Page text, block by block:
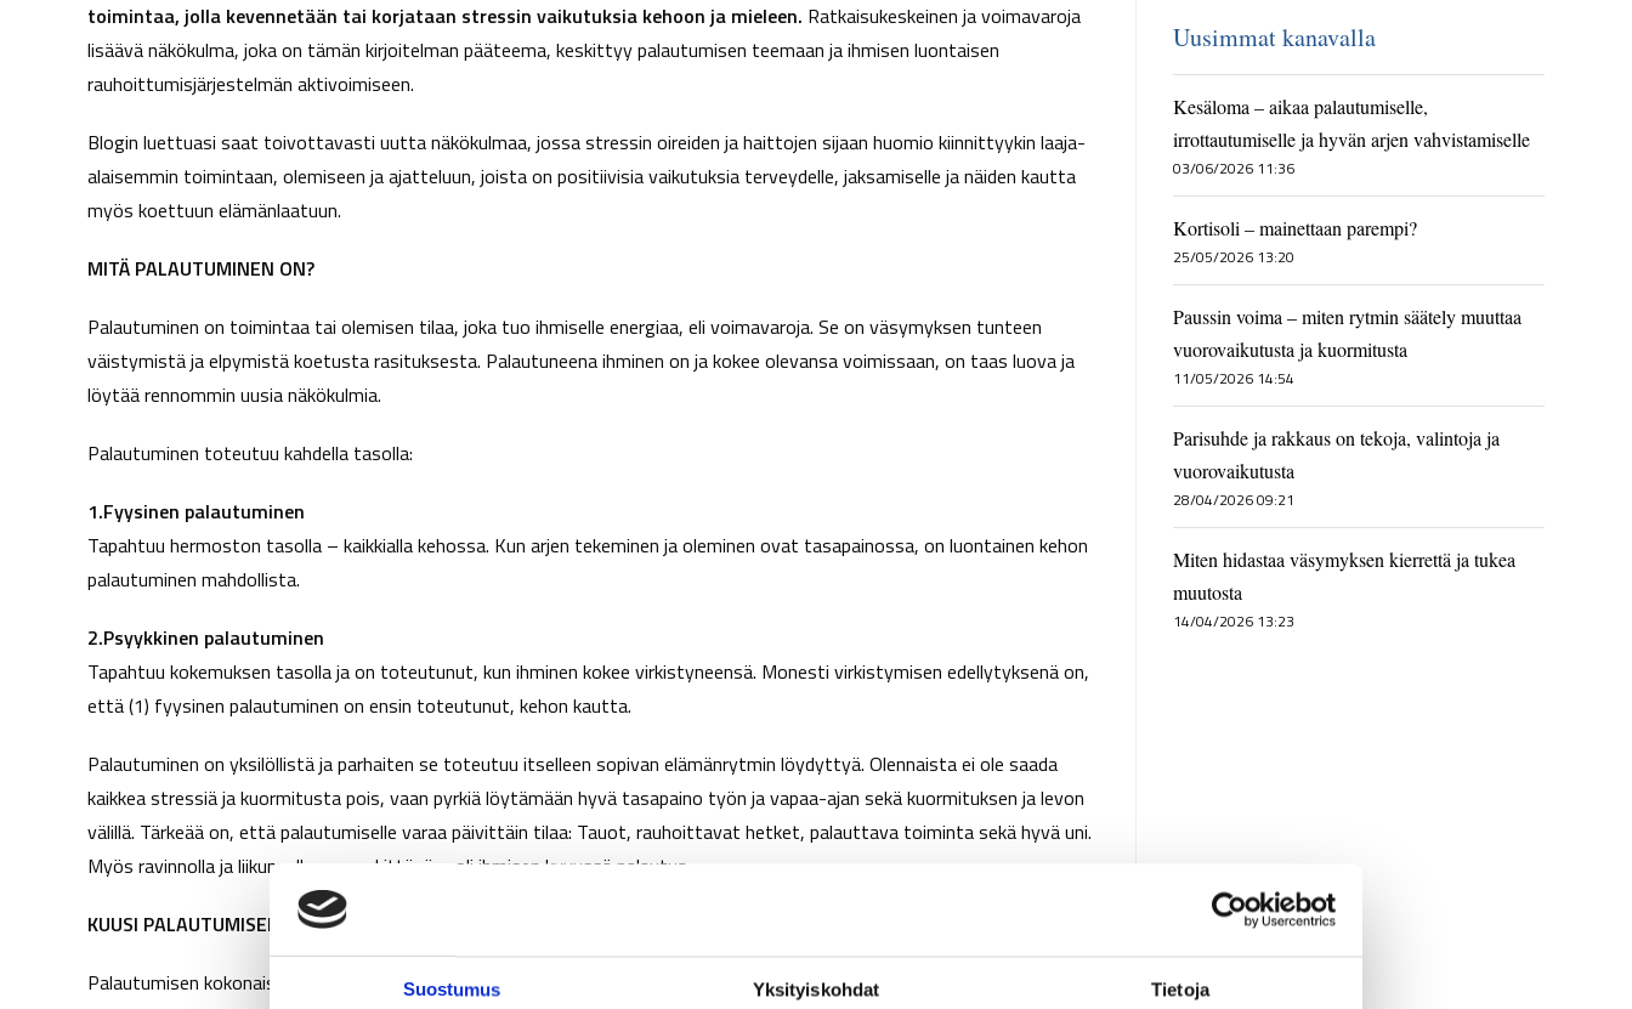
Suostumus Yksityiskohdat Tietoja
toimintaa, jolla kevennetään tai korjataan stressin vaikutuksia kehoon ja mieleen. Ratkaisukeskeinen ja voimavaroja
lisäävä näkökulma, joka on tämän kirjoitelman pääteema, keskittyy palautumisen teemaan ja ihmisen luontaisen
rauhoittumisjärjestelmän aktivoimiseen.
Blogin luettuasi saat toivottavasti uutta näkökulmaa, jossa stressin oireiden ja haittojen sijaan huomio kiinnittyykin laaja-
alaisemmin toimintaan, olemiseen ja ajatteluun, joista on positiivisia vaikutuksia terveydelle, jaksamiselle ja näiden kautta
myös koettuun elämänlaatuun.
MITÄ PALAUTUMINEN ON?
Palautuminen on toimintaa tai olemisen tilaa, joka tuo ihmiselle energiaa, eli voimavaroja. Se on väsymyksen tunteen
väistymistä ja elpymistä koetusta rasituksesta. Palautuneena ihminen on ja kokee olevansa voimissaan, on taas luova ja
löytää rennommin uusia näkökulmia.
Palautuminen toteutuu kahdella tasolla:
1.Fyysinen palautuminen
Tapahtuu hermoston tasolla – kaikkialla kehossa. Kun arjen tekeminen ja oleminen ovat tasapainossa, on luontainen kehon
palautuminen mahdollista.
2.Psyykkinen palautuminen
Tapahtuu kokemuksen tasolla ja on toteutunut, kun ihminen kokee virkistyneensä. Monesti virkistymisen edellytyksenä on,
että (1) fyysinen palautuminen on ensin toteutunut, kehon kautta.
Palautuminen on yksilöllistä ja parhaiten se toteutuu itselleen sopivan elämänrytmin löydyttyä. Olennaista ei ole saada
kaikkea stressiä ja kuormitusta pois, vaan pyrkiä löytämään hyvä tasapaino työn ja vapaa-ajan sekä kuormituksen ja levon
välillä. Tärkeää on, että palautumiselle varaa päivittäin tilaa: Tauot, rauhoittavat hetket, palauttava toiminta sekä hyvä uni.
Myös ravinnolla ja liikunnalla on merkittävä rooli ihmisen kyvyssä palautua.
KUUSI PALAUTUMISEN OSA-ALUETTA
Palautumisen kokonaisuus hahmottuu hyvin Palautumispiirakasta (Pajanti – Raudus&Ollikkala, 2016). Siinä on kuusi osa-
Uusimmat kanavalla
Kesäloma – aikaa palautumiselle,
irrottautumiselle ja hyvän arjen vahvistamiselle
03/06/2026 11:36
Kortisoli – mainettaan parempi?
25/05/2026 13:20
Paussin voima – miten rytmin säätely muuttaa
vuorovaikutusta ja kuormitusta
11/05/2026 14:54
Parisuhde ja rakkaus on tekoja, valintoja ja
vuorovaikutusta
28/04/2026 09:21
Miten hidastaa väsymyksen kierrettä ja tukea
muutosta
14/04/2026 13:23